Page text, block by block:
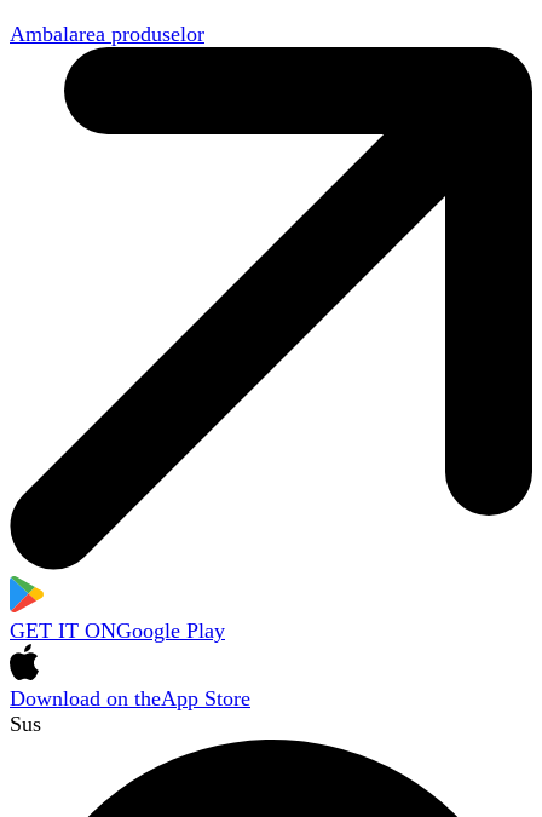
Ambalarea produselor
GET IT ONGoogle Play
Download on theApp Store
Sus